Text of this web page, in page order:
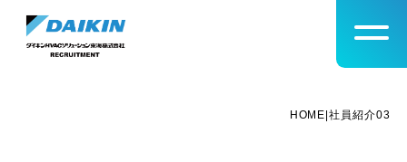
@import
HOME |社員紹介03